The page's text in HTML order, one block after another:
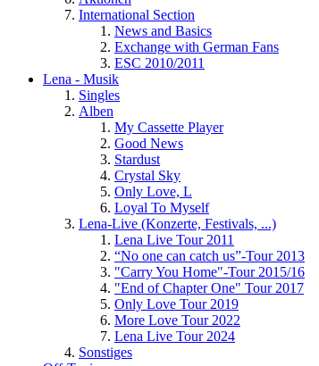
International Section
News and Basics
Exchange with German Fans
ESC 2010/2011
Lena - Musik
Singles
Alben
My Cassette Player
Good News
Stardust
Crystal Sky
Only Love, L
Loyal To Myself
Lena-Live (Konzerte, Festivals, ...)
Lena Live Tour 2011
“No one can catch us”-Tour 2013
"Carry You Home"-Tour 2015/16
"End of Chapter One" Tour 2017
Only Love Tour 2019
More Love Tour 2022
Lena Live Tour 2024
Sonstiges